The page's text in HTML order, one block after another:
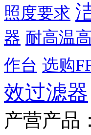
照度要求
器 耐高温
作台 选购
效过滤器
产营产品：